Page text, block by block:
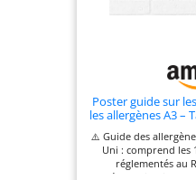
Poster guide sur
les allergènes A3 –
des allergènes
Restaurant
⚠️ Guide des
Uni : comprend les
réglementés au
présentation